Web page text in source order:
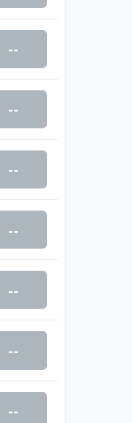
--
--
--
--
--
--
--